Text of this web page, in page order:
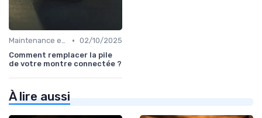
Maintenance et Mises à Jour • 02/10/2025
Comment remplacer la pile
de votre montre connectée ?
À lire aussi